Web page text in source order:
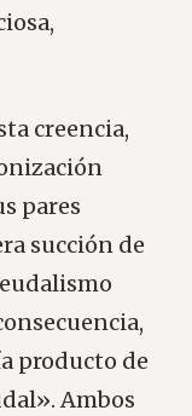
creencia,
pares
succión de
producto de
Ambos